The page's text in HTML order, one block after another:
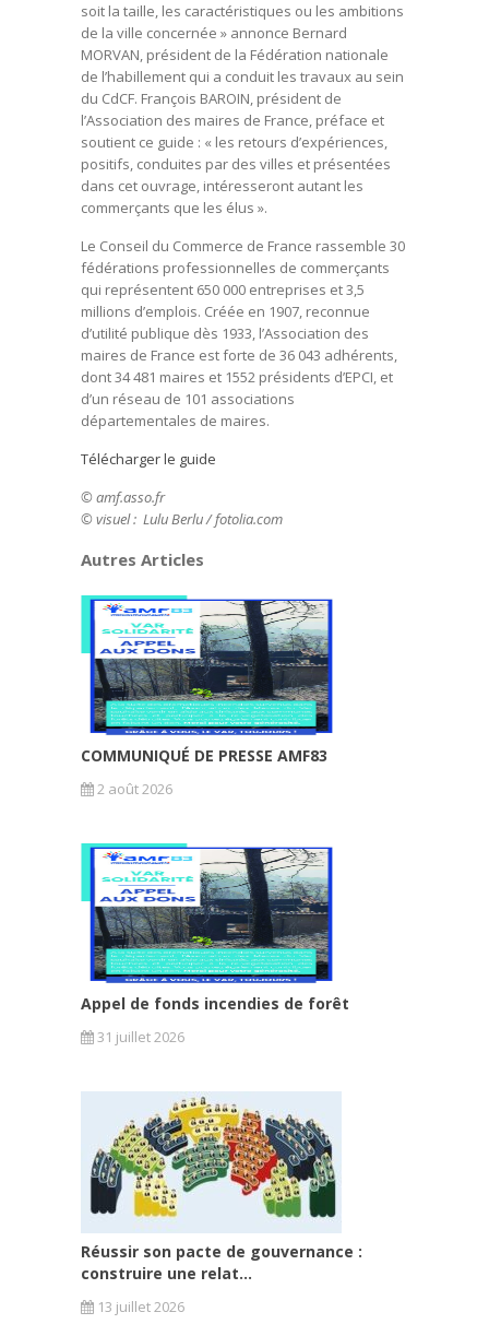
soit la taille, les caractéristiques ou les ambitions
de la ville concernée » annonce Bernard
MORVAN, président de la Fédération nationale
de l’habillement qui a conduit les travaux au sein
du CdCF. François BAROIN, président de
l’Association des maires de France, préface et
soutient ce guide : « les retours d’expériences,
positifs, conduites par des villes et présentées
dans cet ouvrage, intéresseront autant les
commerçants que les élus ».
Le Conseil du Commerce de France rassemble 30
fédérations professionnelles de commerçants
qui représentent 650 000 entreprises et 3,5
millions d’emplois. Créée en 1907, reconnue
d’utilité publique dès 1933, l’Association des
maires de France est forte de 36 043 adhérents,
dont 34 481 maires et 1552 présidents d’EPCI, et
d’un réseau de 101 associations
départementales de maires.
Télécharger le guide
© amf.asso.fr
© visuel : Lulu Berlu / fotolia.com
Autres Articles
COMMUNIQUÉ DE PRESSE AMF83
2 août 2026
Appel de fonds incendies de forêt
31 juillet 2026
Réussir son pacte de gouvernance :
construire une relat...
13 juillet 2026